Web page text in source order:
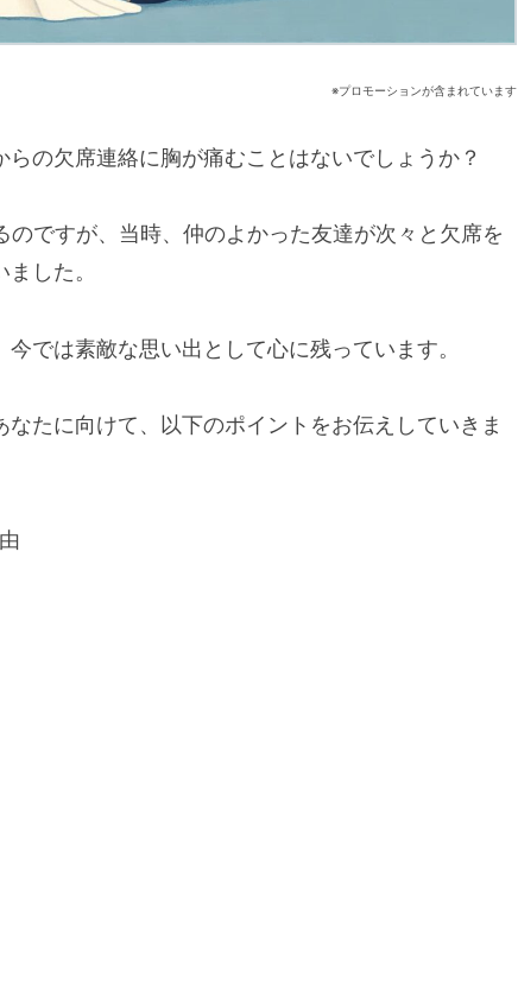
※プロモーションが含まれています
の欠席連絡に胸が痛むことはないでしょうか？
ですが、当時、仲のよかった友達が次々と欠席を
した。
では素敵な思い出として心に残っています。
たに向けて、以下のポイントをお伝えしていきま